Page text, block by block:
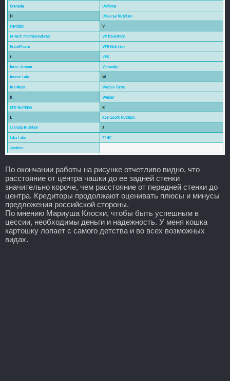
По окончании работы на рисунке отчетливо видно, что
расстояние от центра чашки до ее задней стенки
значительно короче, чем расстояние от передней стенки до
центра. Кредиторы продолжают оценивать плюсы и минусы
предложения российской стороны.
По мнению Мариуша Клоски, чтобы быть успешным в
цессии, необходимы деньги и надежность. У меня кошка
картошку лопает с самого детства и во всех возможных
видах.